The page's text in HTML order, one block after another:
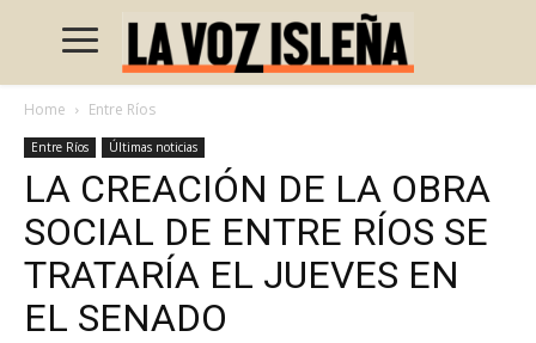
Home Entre Ríos
Entre Ríos Últimas noticias
LA CREACIÓN DE LA OBRA
SOCIAL DE ENTRE RÍOS SE
TRATARÍA EL JUEVES EN
EL SENADO